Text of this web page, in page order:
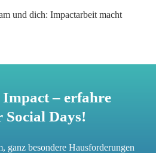
und dich: Impactarbeit macht
– erfahre
Social Days!
ganz besondere Hausforderungen